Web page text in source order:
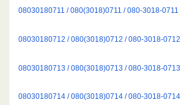
08030180711 / 080(3018)0711 / 080-3018-0711
08030180712 / 080(3018)0712 / 080-3018-0712
08030180713 / 080(3018)0713 / 080-3018-0713
08030180714 / 080(3018)0714 / 080-3018-0714